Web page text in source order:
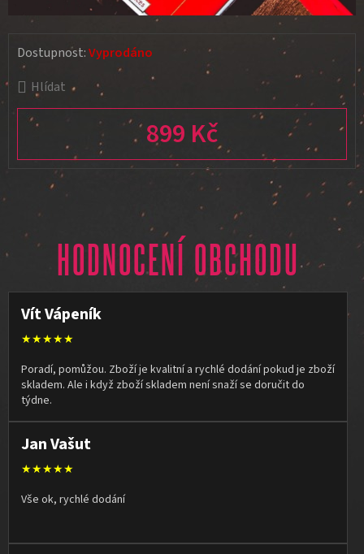
Hlídat
899 Kč
Měrná cena:
Dostupnost:Vyprodáno
HODNOCENÍ OBCHODU
Vít Vápeník
★★★★★
Poradí, pomůžou. Zboží je kvalitní a rychlé dodání pokud je zboží
skladem. Ale i když zboží skladem není snaží se doručit do
týdne.
Jan Vašut
★★★★★
Vše ok, rychlé dodání